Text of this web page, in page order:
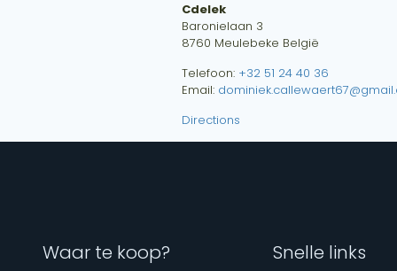
Cdelek
Baronielaan 3
8760 Meulebeke België
Telefoon: +32 51 24 40 36
Email:
Directions
Waar te koop? Snelle links